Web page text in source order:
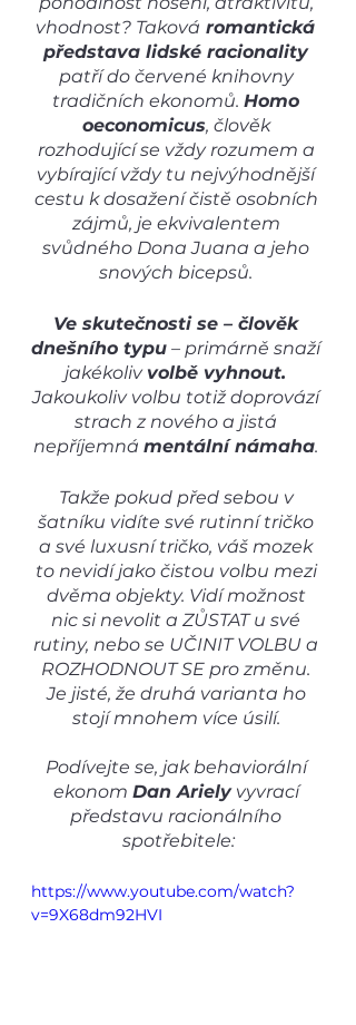
vhodnost? Taková romantická
představa lidské racionality
patří do červené knihovny
tradičních ekonomů. Homo
oeconomicus, člověk
rozhodující se vždy rozumem a
vybírající vždy tu nejvýhodnější
cestu k dosažení čistě osobních
zájmů, je ekvivalentem
svůdného Dona Juana a jeho
snových bicepsů.
Ve skutečnosti se – člověk
dnešního typu – primárně snaží
jakékoliv volbě vyhnout.
Jakoukoliv volbu totiž doprovází
strach z nového a jistá
nepříjemná mentální námaha.
Takže pokud před sebou v
šatníku vidíte své rutinní tričko
a své luxusní tričko, váš mozek
to nevidí jako čistou volbu mezi
dvěma objekty. Vidí možnost
nic si nevolit a ZŮSTAT u své
rutiny, nebo se UČINIT VOLBU a
ROZHODNOUT SE pro změnu.
Je jisté, že druhá varianta ho
stojí mnohem více úsilí.
Podívejte se, jak behaviorální
ekonom Dan Ariely vyvrací
představu racionálního
spotřebitele:
https://www.youtube.com/watch?
v=9X68dm92HVI